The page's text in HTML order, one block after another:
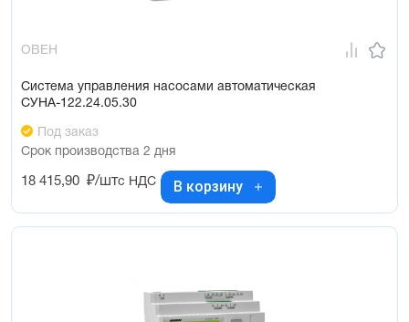
ОВЕН
Система управления насосами автоматическая
СУНА-122.24.05.30
Под заказ
Срок производства 2 дня
18 415,90 ₽/штс НДС В корзину